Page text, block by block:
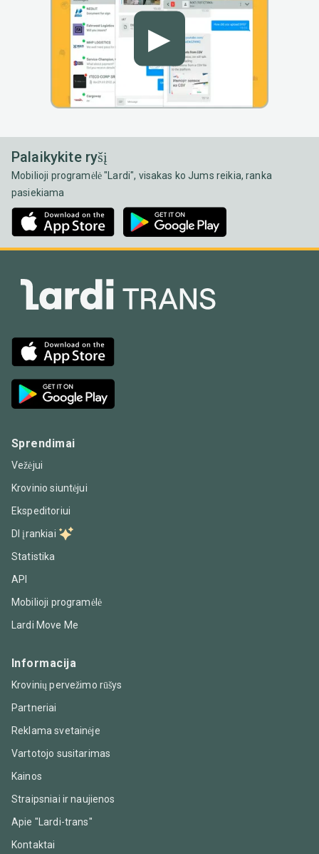
▶
Palaikykite ryšį
Mobilioji programėlė "Lardi", visakas ko Jums reikia, ranka
pasiekiama
Sprendimai
Vežėjui
Krovinio siuntėjui
Ekspeditoriui
DI įrankiai
Statistika
API
Mobilioji programėlė
Lardi Move Me
Informacija
Krovinių pervežimo rūšys
Partneriai
Reklama svetainėje
Vartotojo susitarimas
Kainos
Straipsniai ir naujienos
Apie "Lardi-trans"
Kontaktai